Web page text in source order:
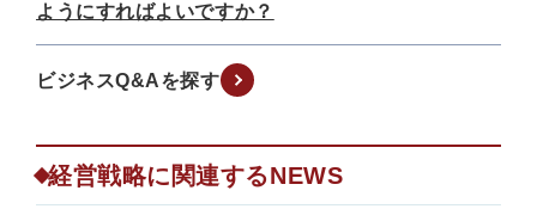
ようにすればよいですか？
ビジネスQ&Aを探す
経営戦略に関連するNEWS